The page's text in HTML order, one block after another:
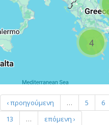
4
R
‹ προηγούμενη … 5 6
13
… επόμενη ›